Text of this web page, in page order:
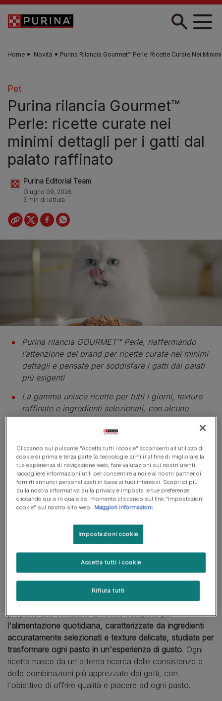
Skip to main content
Home Novità Purina Rilancia Gourmet™ Perle: Ricette Curate Nei
Pet
Purina rilancia Gourmet™
Perle: ricette curate nei
minimi dettagli per i gatti dal
palato raffinato
Purina Editorial Team
Giugno 09, 2026
3 min di lettura
Purina rilancia GOURMET™ Perle, riaffermando
l’attenzione del brand per ricette curate nei minimi
dettagli e pensate per soddisfare i gatti dai palati
più esigenti
La gamma unisce ricette per tutti i giorni, texture
raffinate e ingredienti selezionati, con alcune
referenze realizzate con pesce proveniente da
pesca certificata MSC
Il rilancio introduce GOURMET™ Perle Trancetti di
Pesce dell’Oceano, la nuova gamma ricca in pesce
Milano, 9 giugno 2026 – Oggi i proprietari di gatti sono
sempre più attenti a ciò che portano nella ciotola dei
propri pet, dalla qualità degli ingredienti alla cura con cui
Purina, azienda leader in Europa nella cura dei pet,
rilancia GOURMET™ Perle, una delle gamme più iconiche
del brand, valorizzandone ulteriormente gli elementi che
da sempre la contraddistinguono: qualità, attenzione ai
dettagli e varietà.
Pensata per i gatti dal palato raffinato,GOURMET™ Perle
propone una selezione di ricette complete per
l'alimentazione quotidiana, caratterizzate da ingredienti
accuratamente selezionati e texture delicate, studiate per
trasformare ogni pasto in un'esperienza di gusto. Ogni
ricetta nasce da un'attenta ricerca delle consistenze e
delle combinazioni più apprezzate dai gatti, con
l'obiettivo di offrire qualità e piacere ad ogni pasto.
Cliccando sul pulsante "Accetta tutti i cookie" acconsenti all'utilizzo di
cookie di prima e terza parte (o tecnologie simili) al fine di migliorare la
tua esperienza di navigazione web, fare valutazioni sui nostri utenti,
raccogliere informazioni utili per consentire a noi e ai nostri partner di
fornirti annunci personalizzati in base ai tuoi interessi. Scopri di più
sulla nostra informativa sulla privacy e imposta le tue preferenze
cliccando qui o in qualsiasi momento cliccando sul link "Impostazioni
cookie" sul nostro sito web. Maggiori informazioni
Impostazioni cookie
Rifiuta tutti
Accetta tutti i cookie